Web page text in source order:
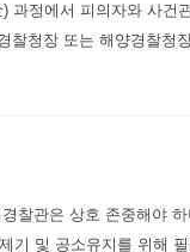
정에서 피의자와 사건
청장 또는 해양경찰청
찰관은 상호 존중해야
기 및 공소유지를 위해